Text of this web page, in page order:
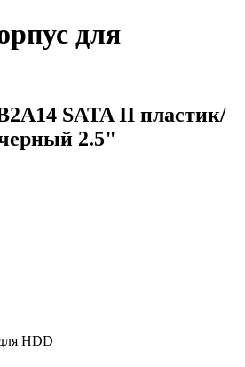
для
SATA II пластик/
2.5"
HDD